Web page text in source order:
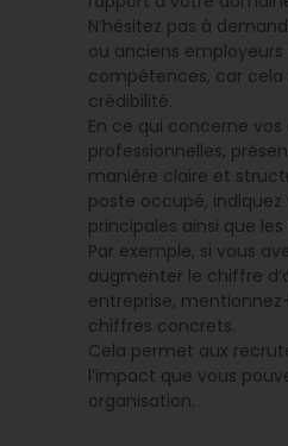
N’hésitez pas à
ou anciens
compétences, car
crédibilité.
En ce qui concerne vos
professionnelles,
manière claire et
poste occupé, indiquez
principales ainsi que
Par exemple, si vous
augmenter le chiffre
entreprise,
chiffres concrets.
Cela permet aux
l’impact que vous
organisation.